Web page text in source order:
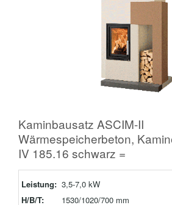
Kaminbausatz ASCIM-II
Wärmespeicherbeton,
IV 185.16 schwarz =
Leistung: 3,5-7,0 kW
H/B/T:
1530/1020/700 mm